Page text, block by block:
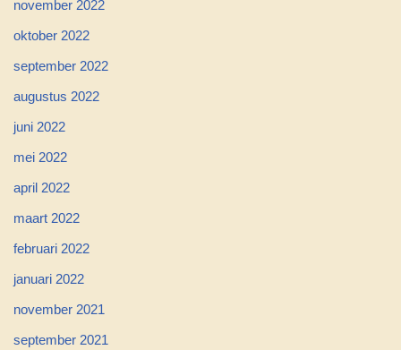
november 2022
oktober 2022
september 2022
augustus 2022
juni 2022
mei 2022
april 2022
maart 2022
februari 2022
januari 2022
november 2021
september 2021